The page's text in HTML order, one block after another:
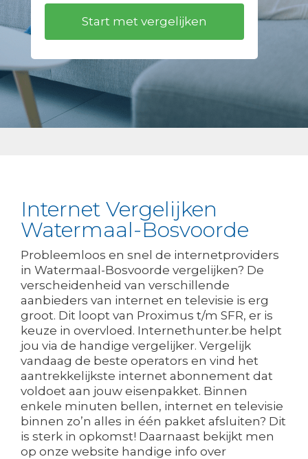
Internet Vergelijken
Watermaal-Bosvoorde
Probleemloos en snel de internetproviders
in Watermaal-Bosvoorde vergelijken? De
verscheidenheid van verschillende
aanbieders van internet en televisie is erg
groot. Dit loopt van Proximus t/m SFR, er is
keuze in overvloed. Internethunter.be helpt
jou via de handige vergelijker. Vergelijk
vandaag de beste operators en vind het
aantrekkelijkste internet abonnement dat
voldoet aan jouw eisenpakket. Binnen
enkele minuten bellen, internet en televisie
binnen zo’n alles in één pakket afsluiten? Dit
is sterk in opkomst! Daarnaast bekijkt men
op onze website handige info over